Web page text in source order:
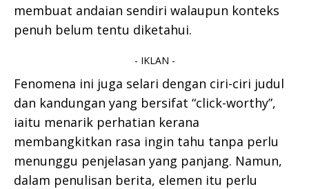
membuat andaian sendiri walaupun konteks
penuh belum tentu diketahui.
- IKLAN -
Fenomena ini juga selari dengan ciri-ciri judul
dan kandungan yang bersifat “click-worthy”,
iaitu menarik perhatian kerana
membangkitkan rasa ingin tahu tanpa perlu
menunggu penjelasan yang panjang. Namun,
dalam penulisan berita, elemen itu perlu